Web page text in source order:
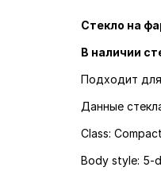
Стекло на
В наличии
Подходит для
Данные
Class:
Body style: 5-